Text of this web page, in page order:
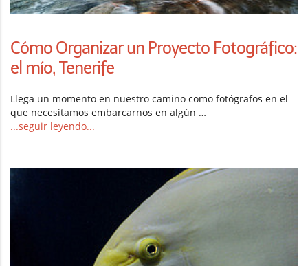
Cómo Organizar un Proyecto Fotográfico:
el mío, Tenerife
Llega un momento en nuestro camino como fotógrafos en el
que necesitamos embarcarnos en algún …
...seguir leyendo...